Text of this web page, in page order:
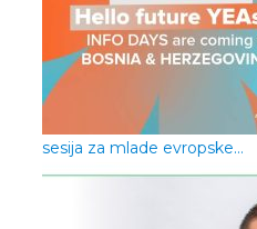
sesija za mlade evropske…